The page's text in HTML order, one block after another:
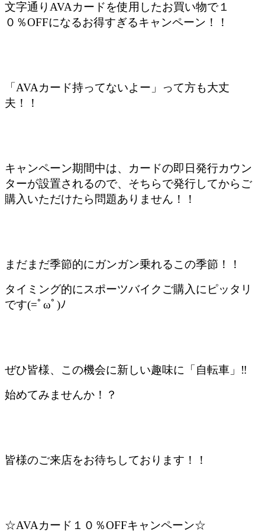
文字通りAVAカードを使用したお買い物で１
０％OFFになるお得すぎるキャンペーン！！
「AVAカード持ってないよー」って方も大丈
夫！！
キャンペーン期間中は、カードの即日発行カウン
ターが設置されるので、そちらで発行してからご
購入いただけたら問題ありません！！
まだまだ季節的にガンガン乗れるこの季節！！
タイミング的にスポーツバイクご購入にピッタリ
です(=ﾟωﾟ)ﾉ
ぜひ皆様、この機会に新しい趣味に「自転車」‼
始めてみませんか！？
皆様のご来店をお待ちしております！！
☆AVAカード１０％OFFキャンペーン☆